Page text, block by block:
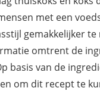
met een
gemakkelijker
omtrent de
basis van de
om dit recept te